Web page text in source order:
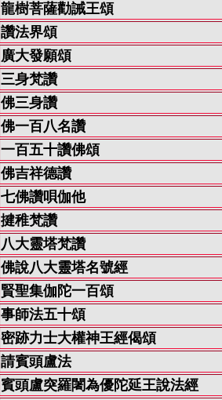
龍樹菩薩勸誡王頌
讚法界頌
廣大發願頌
三身梵讚
佛三身讚
佛一百八名讚
一百五十讚佛頌
佛吉祥德讚
七佛讚唄伽他
揵稚梵讚
八大靈塔梵讚
佛說八大靈塔名號經
賢聖集伽陀一百頌
事師法五十頌
密跡力士大權神王經偈頌
請賓頭盧法
賓頭盧突羅闍為優陀延王說法經